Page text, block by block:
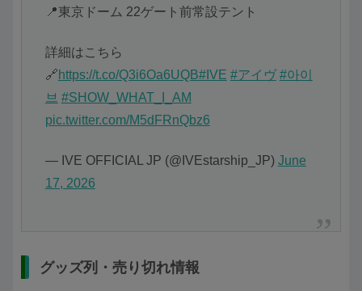
📍東京ドーム 22ゲート前常設テント
詳細はこちら
🔗https://t.co/Q3i6Oa6UQB#IVE #アイヴ #아이
브 #SHOW_WHAT_I_AM
pic.twitter.com/M5dFRnQbz6
— IVE OFFICIAL JP (@IVEstarship_JP) June
17, 2026
グッズ列・売り切れ情報